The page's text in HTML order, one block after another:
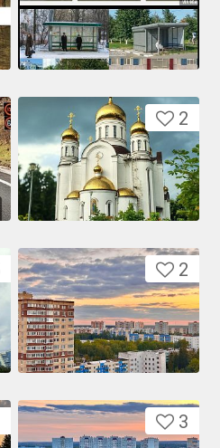
2
2
3